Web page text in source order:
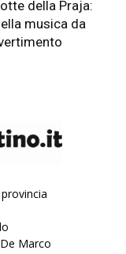
della Praja:
musica da
Marco